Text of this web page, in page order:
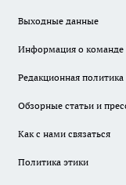
Выходные данные
Информация о команде
Редакционная политика
Обзорные статьи и
Как с нами связаться
Политика этики